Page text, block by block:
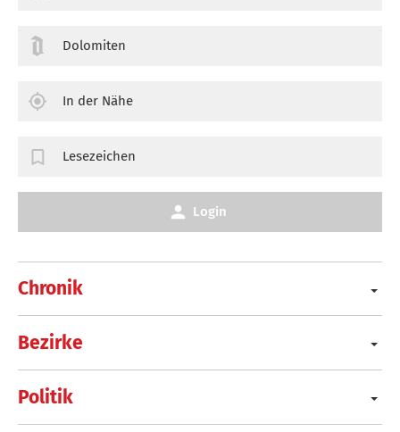
Chronik
Bezirke
Politik
Dolomiten
In der Nähe
Lesezeichen
Login